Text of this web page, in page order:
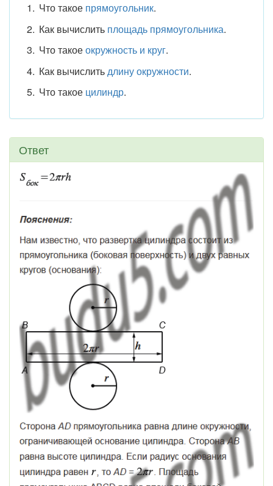
Что такое прямоугольник.
Как вычислить площадь прямоугольника.
Что такоеокружность и круг.
Как вычислить длину окружности.
Что такое цилиндр.
Ответ